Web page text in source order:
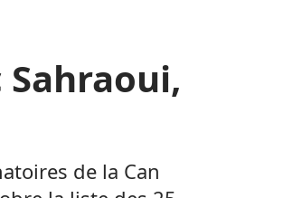
de la Can